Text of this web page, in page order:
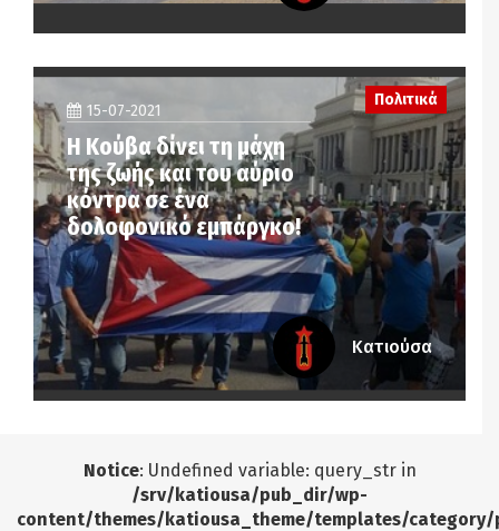
15-07-2021
Η Κούβα δίνει τη μάχη
της ζωής και του αύριο
κόντρα σε ένα
δολοφονικό εμπάργκο!
Πολιτικά
Κατιούσα
Notice: Undefined variable: query_str in
/srv/katiousa/pub_dir/wp-
content/themes/katiousa_theme/templates/